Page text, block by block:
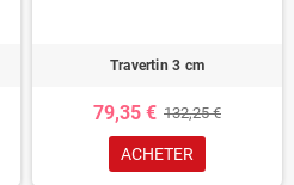
Travertin 3 cm
79,35 € 132,25 €
ACHETER